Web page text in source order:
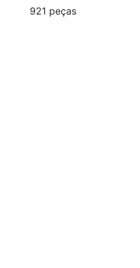
921 peças